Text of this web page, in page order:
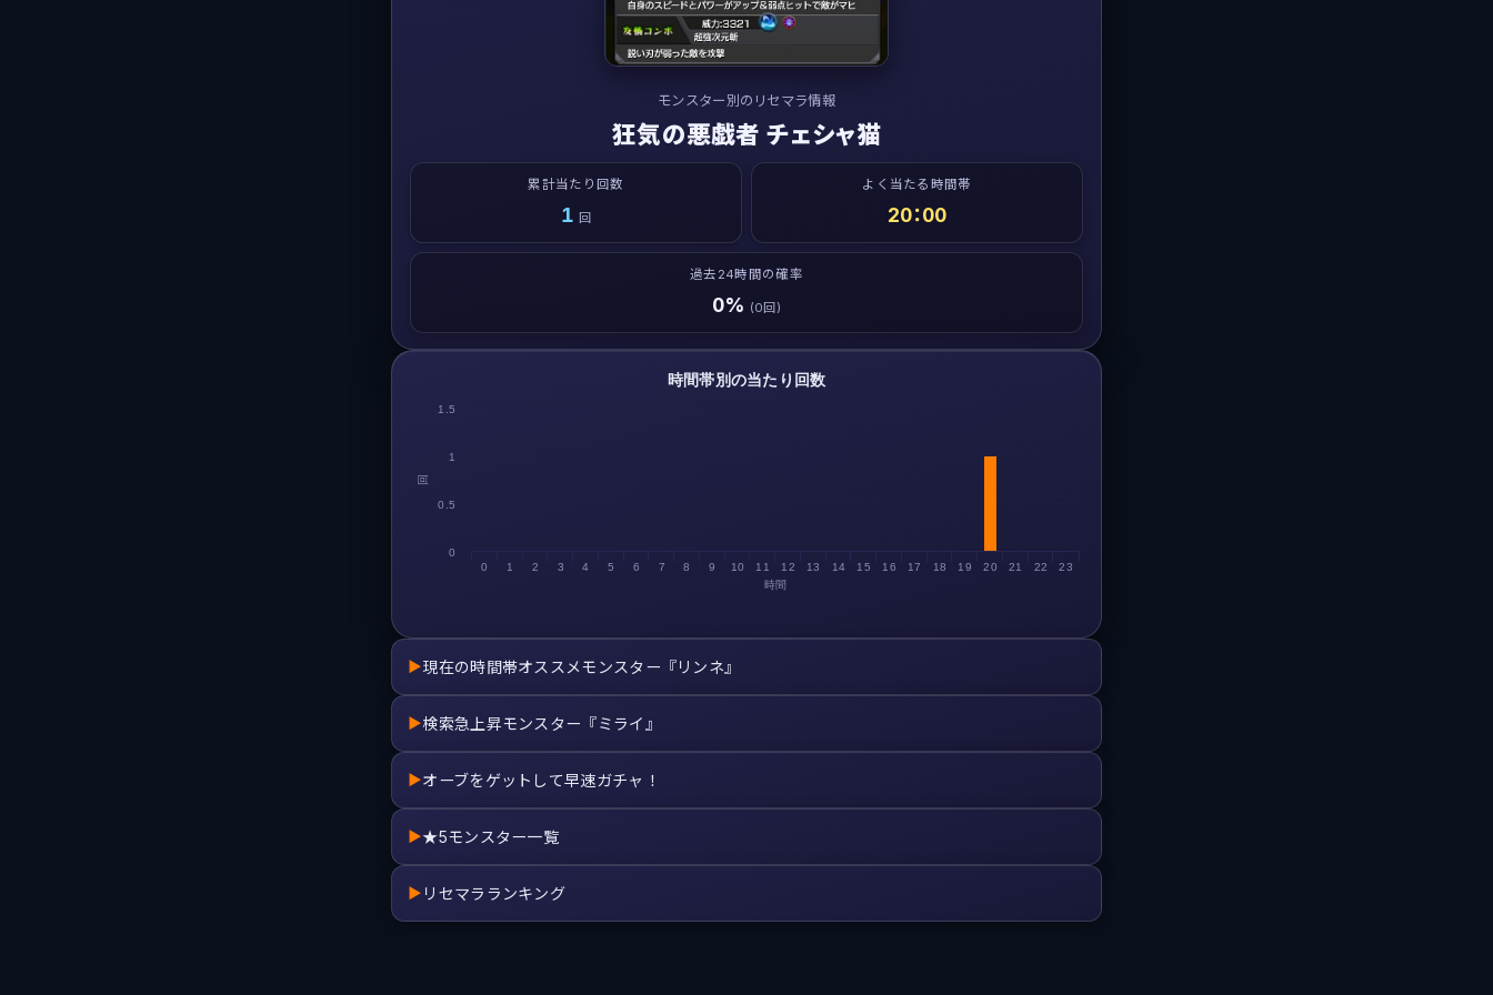
モンスター別のリセマラ情報
狂気の悪戯者 チェシャ猫
累計当たり回数
1 回
よく当たる時間帯
20：00
過去24時間の確率
0% (0回)
時間
回
時間帯別の当たり回数
0 1 2 3 4 5 6 7 8 9 10 11 12 13 14 15 16 17 18 19 20 21 22 23
0
0.5
1
1.5
▶現在の時間帯オススメモンスター『リンネ』
▶検索急上昇モンスター『ミライ』
▶オーブをゲットして早速ガチャ！
▶★5モンスター一覧
▶ リセマラランキング